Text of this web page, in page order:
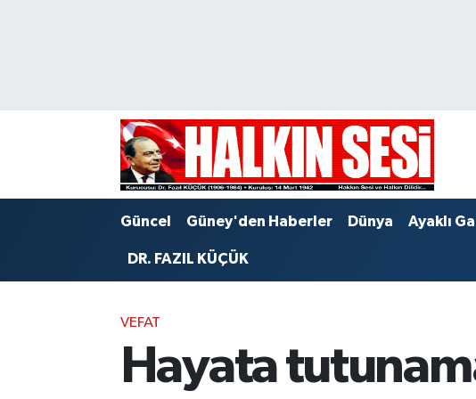
Güncel Güney'den Haberler Dünya Ayaklı
DR. FAZIL KÜÇÜK
VEFAT
Hayata
Trafik Durumu
Puan Durumu ve Fikstür